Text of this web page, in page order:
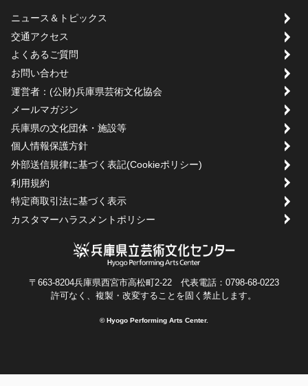
ニュース＆トピックス
交通アクセス
よくあるご質問
お問い合わせ
運営者：(公財)兵庫県芸術文化協会
メールマガジン
兵庫県の文化団体・施設等
個人情報保護方針
外部送信規律に基づく表記(Cookieポリシー)
利用規約
特定商取引法に基づく表示
カスタマーハラスメントポリシー
〒663-8204兵庫県西宮市高松町2-22 代表電話：0798-68-0223
許可なく、複製・改変することを固く禁止します。
© Hyogo Performing Arts Center.